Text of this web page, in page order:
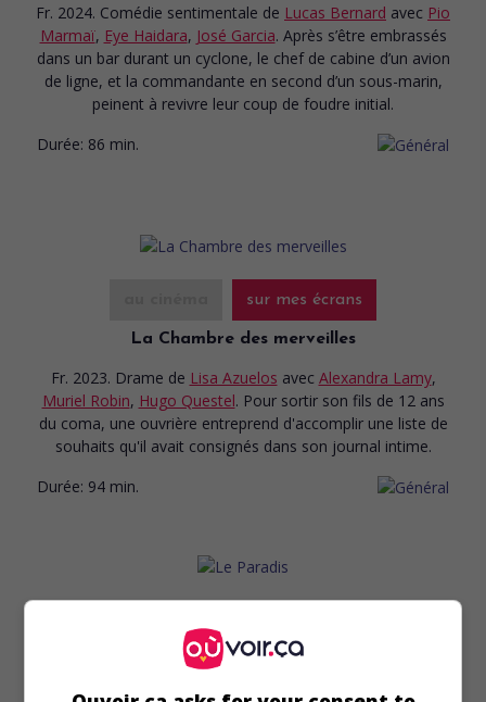
Fr. 2024. Comédie sentimentale de Lucas Bernard avec Pio
Marmaï, Eye Haidara, José Garcia. Après s’être embrassés
dans un bar durant un cyclone, le chef de cabine d’un avion
de ligne, et la commandante en second d’un sous-marin,
peinent à revivre leur coup de foudre initial.
Durée: 86 min.
sur mes écrans
La Chambre des merveilles
Fr. 2023. Drame de Lisa Azuelos avec Alexandra Lamy,
Muriel Robin, Hugo Questel. Pour sortir son fils de 12 ans
du coma, une ouvrière entreprend d'accomplir une liste de
souhaits qu'il avait consignés dans son journal intime.
Durée: 94 min.
Le Paradis